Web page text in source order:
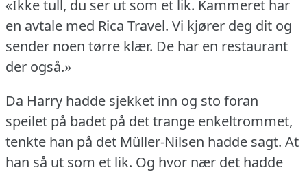
«Ikke tull, du ser ut som et lik. Kammeret har
en avtale med Rica Travel. Vi kjører deg dit og
sender noen tørre klær. De har en restaurant
der også.»
Da Harry hadde sjekket inn og sto foran
speilet på badet på det trange enkeltrommet,
tenkte han på det Müller-Nilsen hadde sagt. At
han så ut som et lik. Og hvor nær det hadde